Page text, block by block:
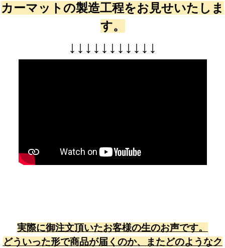
カーマットの製造工程をお見せいたしま
す。
↓ ↓ ↓ ↓ ↓ ↓ ↓ ↓ ↓ ↓ ↓
実際に御注文頂いたお客様の生のお声です。
どういった形で商品が届くのか、またどのようなク